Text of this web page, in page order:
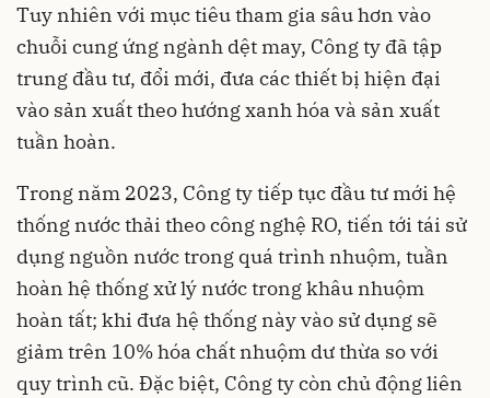
Tuy nhiên với mục tiêu tham gia sâu hơn vào
chuỗi cung ứng ngành dệt may, Công ty đã tập
trung đầu tư, đổi mới, đưa các thiết bị hiện đại
vào sản xuất theo hướng xanh hóa và sản xuất
tuần hoàn.
Trong năm 2023, Công ty tiếp tục đầu tư mới hệ
thống nước thải theo công nghệ RO, tiến tới tái sử
dụng nguồn nước trong quá trình nhuộm, tuần
hoàn hệ thống xử lý nước trong khâu nhuộm
hoàn tất; khi đưa hệ thống này vào sử dụng sẽ
giảm trên 10% hóa chất nhuộm dư thừa so với
quy trình cũ. Đặc biệt, Công ty còn chủ động liên